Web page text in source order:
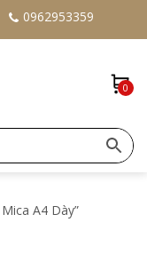
0962953359
0
A4 Dày”